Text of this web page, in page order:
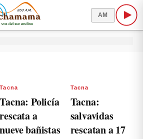
AM
Tacna
Tacna: Policía
rescata a
nueve bañistas
Tacna
Tacna:
salvavidas
rescatan a 17